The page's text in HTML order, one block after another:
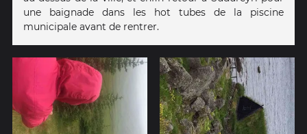
une baignade dans les hot tubes de la piscine
municipale avant de rentrer.